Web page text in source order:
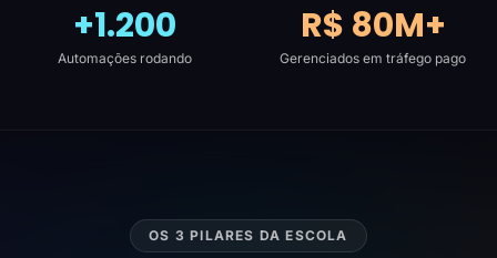
+1.200
Automações rodando
R$ 80M+
Gerenciados em tráfego pago
OS 3 PILARES DA ESCOLA